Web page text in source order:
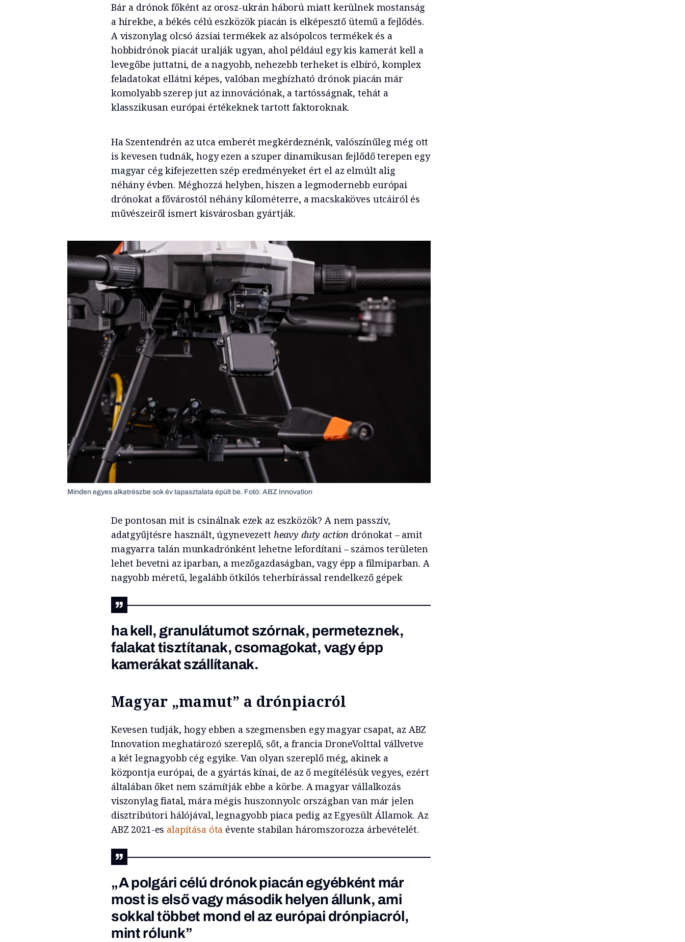
Bár a drónok főként az orosz-ukrán háború miatt kerülnek mostanság
a hírekbe, a békés célú eszközök piacán is elképesztő ütemű a fejlődés.
A viszonylag olcsó ázsiai termékek az alsópolcos termékek és a
hobbidrónok piacát uralják ugyan, ahol például egy kis kamerát kell a
levegőbe juttatni, de a nagyobb, nehezebb terheket is elbíró, komplex
feladatokat ellátni képes, valóban megbízható drónok piacán már
komolyabb szerep jut az innovációnak, a tartósságnak, tehát a
klasszikusan európai értékeknek tartott faktoroknak.
Ha Szentendrén az utca emberét megkérdeznénk, valószínűleg még ott
is kevesen tudnák, hogy ezen a szuper dinamikusan fejlődő terepen egy
magyar cég kifejezetten szép eredményeket ért el az elmúlt alig
néhány évben. Méghozzá helyben, hiszen a legmodernebb európai
drónokat a fővárostól néhány kilométerre, a macskaköves utcáiról és
művészeiről ismert kisvárosban gyártják.
Minden egyes alkatrészbe sok év tapasztalata épült be. Fotó: ABZ Innovation
De pontosan mit is csinálnak ezek az eszközök? A nem passzív,
adatgyűjtésre használt, úgynevezett heavy duty action drónokat – amit
magyarra talán munkadrónként lehetne lefordítani – számos területen
lehet bevetni az iparban, a mezőgazdaságban, vagy épp a filmiparban. A
nagyobb méretű, legalább ötkilós teherbírással rendelkező gépek
ha kell, granulátumot szórnak, permeteznek,
falakat tisztítanak, csomagokat, vagy épp
kamerákat szállítanak.
Magyar „mamut” a drónpiacról
Kevesen tudják, hogy ebben a szegmensben egy magyar csapat, az ABZ
Innovation meghatározó szereplő, sőt, a francia DroneVolttal vállvetve
a két legnagyobb cég egyike. Van olyan szereplő még, akinek a
központja európai, de a gyártás kínai, de az ő megítélésük vegyes, ezért
általában őket nem számítják ebbe a körbe. A magyar vállalkozás
viszonylag fiatal, mára mégis huszonnyolc országban van már jelen
disztribútori hálójával, legnagyobb piaca pedig az Egyesült Államok. Az
ABZ 2021-es alapítása óta évente stabilan háromszorozza árbevételét.
„A polgári célú drónok piacán egyébként már
most is első vagy második helyen állunk, ami
sokkal többet mond el az európai drónpiacról,
mint rólunk”